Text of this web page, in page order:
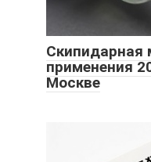
Скипидарная
применения
Москве